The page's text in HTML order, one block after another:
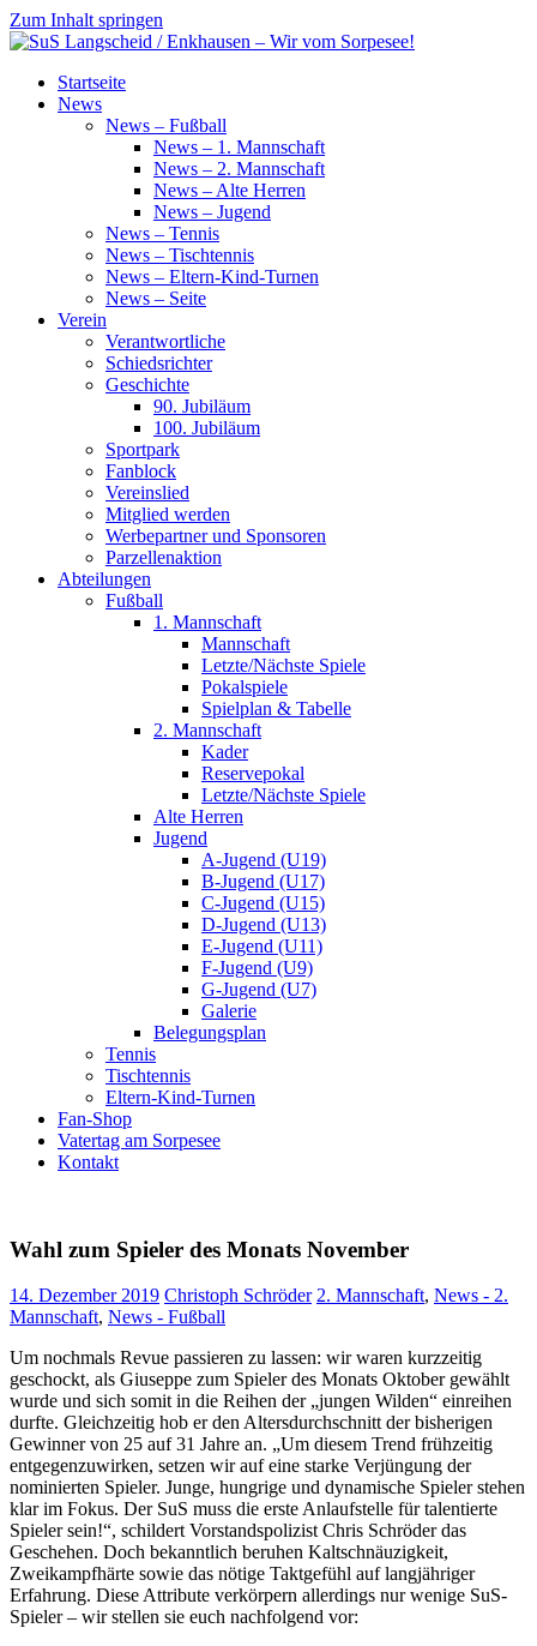
Zum Inhalt springen
SuS
Langscheid
Startseite
News
News – Fußball
News – 1. Mannschaft
News – 2. Mannschaft
News – Alte Herren
News – Jugend
News – Tennis
News – Tischtennis
News – Eltern-Kind-Turnen
News – Seite
Verein
Verantwortliche
Schiedsrichter
Geschichte
90. Jubiläum
100. Jubiläum
Sportpark
Fanblock
Vereinslied
Mitglied werden
Werbepartner und Sponsoren
Parzellenaktion
Abteilungen
Fußball
1. Mannschaft
Mannschaft
Letzte/Nächste Spiele
Pokalspiele
Spielplan & Tabelle
2. Mannschaft
Kader
Reservepokal
Letzte/Nächste Spiele
Alte Herren
Jugend
A-Jugend (U19)
B-Jugend (U17)
C-Jugend (U15)
D-Jugend (U13)
E-Jugend (U11)
F-Jugend (U9)
G-Jugend (U7)
Galerie
Belegungsplan
Tennis
Tischtennis
Eltern-Kind-Turnen
Fan-Shop
Vatertag am Sorpesee
Kontakt
Wahl zum Spieler des Monats November
14. Dezember 2019 Christoph Schröder 2. Mannschaft, News - 2.
Mannschaft, News - Fußball
Um nochmals Revue passieren zu lassen: wir waren kurzzeitig
geschockt, als Giuseppe zum Spieler des Monats Oktober gewählt
wurde und sich somit in die Reihen der „jungen Wilden“ einreihen
durfte. Gleichzeitig hob er den Altersdurchschnitt der bisherigen
Gewinner von 25 auf 31 Jahre an. „Um diesem Trend frühzeitig
entgegenzuwirken, setzen wir auf eine starke Verjüngung der
nominierten Spieler. Junge, hungrige und dynamische Spieler stehen
klar im Fokus. Der SuS muss die erste Anlaufstelle für talentierte
Spieler sein!“, schildert Vorstandspolizist Chris Schröder das
Geschehen. Doch bekanntlich beruhen Kaltschnäuzigkeit,
Zweikampfhärte sowie das nötige Taktgefühl auf langjähriger
Erfahrung. Diese Attribute verkörpern allerdings nur wenige SuS-
Spieler – wir stellen sie euch nachfolgend vor: